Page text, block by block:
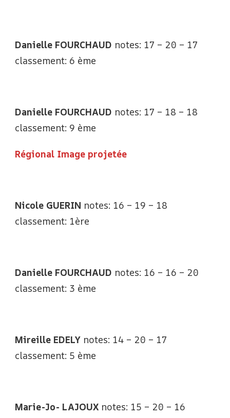
Danielle FOURCHAUD notes: 17 – 20 – 17
classement: 6 ème
Danielle FOURCHAUD notes: 17 – 18 – 18
classement: 9 ème
Régional Image projetée
Nicole GUERIN notes: 16 – 19 – 18
classement: 1ère
Danielle FOURCHAUD notes: 16 – 16 – 20
classement: 3 ème
Mireille EDELY notes: 14 – 20 – 17
classement: 5 ème
Marie-Jo- LAJOUX notes: 15 – 20 – 16